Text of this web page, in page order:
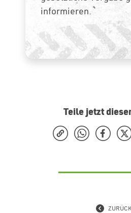
informieren.
Teile jetzt
ZURÜCK